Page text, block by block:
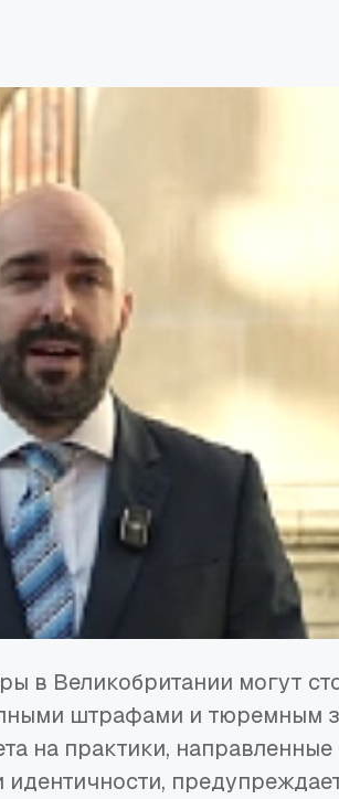
в Великобритании могут
штрафами и тюремным
на практики,